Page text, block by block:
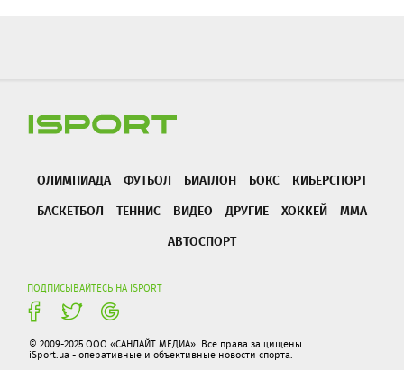
ОЛИМПИАДА ФУТБОЛ БИАТЛОН БОКС
КИБЕРСПОРТ
БАСКЕТБОЛ
ТЕННИС ВИДЕО ДРУГИЕ ХОККЕЙ
ММА
АВТОСПОРТ
ПОДПИСЫВАЙТЕСЬ НА ISPORT
© 2009-2025 ООО «САНЛАЙТ МЕДИА». Все права защищены.
iSport.ua - оперативные и объективные новости спорта.